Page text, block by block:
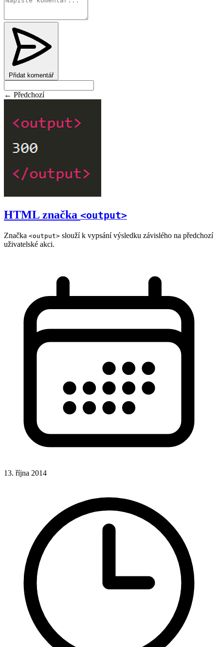
Přidat komentář
← Předchozí
HTML značka <output>
Značka <output> slouží k vypsání výsledku závislého na předchozí
uživatelské akci.
13. října 2014